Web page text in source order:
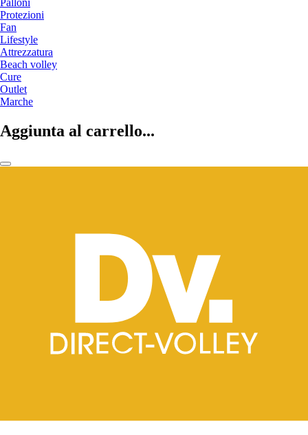
Palloni
Protezioni
Fan
Lifestyle
Attrezzatura
Beach volley
Cure
Outlet
Marche
Aggiunta al carrello...